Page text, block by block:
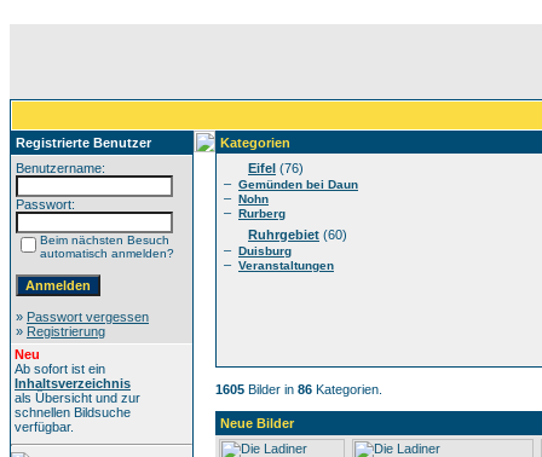
Registrierte Benutzer
Benutzername:
Passwort:
Beim nächsten Besuch
automatisch anmelden?
» Passwort vergessen
» Registrierung
Neu
Ab sofort ist ein
Inhaltsverzeichnis
als Übersicht und zur
schnellen Bildsuche
verfügbar.
Kategorien
Eifel (76)
– Gemünden bei Daun
– Nohn
– Rurberg
Ruhrgebiet (60)
– Duisburg
– Veranstaltungen
1605 Bilder in 86 Kategorien.
Neue Bilder